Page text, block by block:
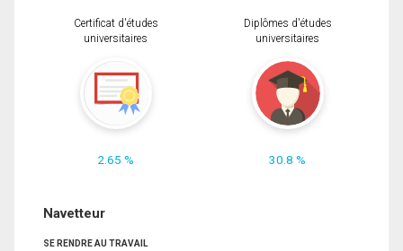
Certificat d'études
universitaires
2.65 %
Diplômes d'études
universitaires
30.8 %
Navetteur
SE RENDRE AU TRAVAIL